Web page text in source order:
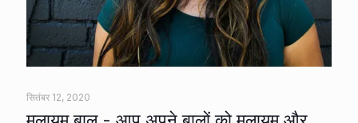
सितंबर 12, 2020